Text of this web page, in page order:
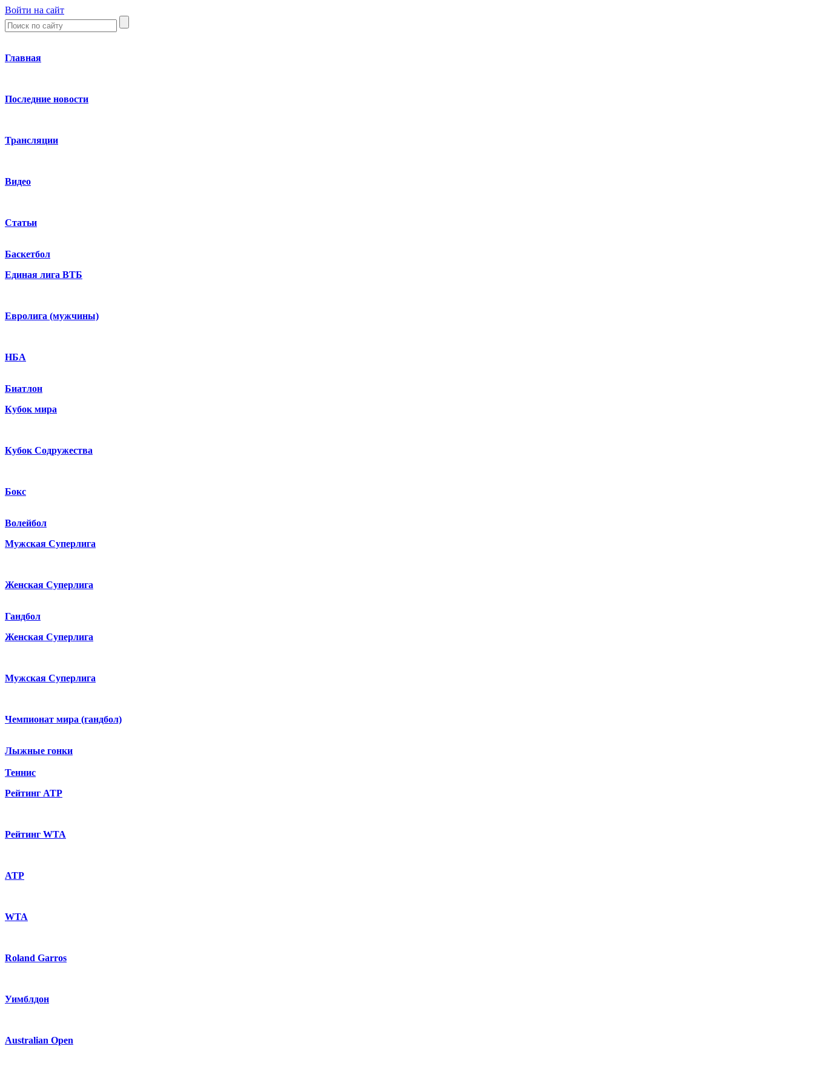
Войти на сайт
Главная
Последние новости
Трансляции
Видео
Статьи
Баскетбол
Единая лига ВТБ
Евролига (мужчины)
НБА
Биатлон
Кубок мира
Кубок Содружества
Бокс
Волейбол
Мужская Суперлига
Женская Суперлига
Гандбол
Женская Суперлига
Мужская Суперлига
Чемпионат мира (гандбол)
Лыжные гонки
Теннис
Рейтинг ATP
Рейтинг WTA
ATP
WTA
Roland Garros
Уимблдон
Australian Open